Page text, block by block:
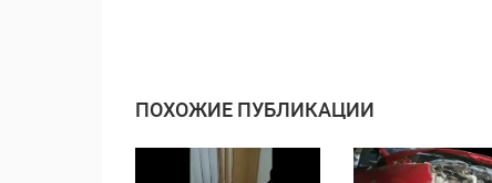
ПОХОЖИЕ ПУБЛИКАЦИИ